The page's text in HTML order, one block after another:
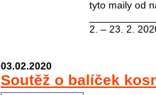
tyto maily od
2. – 23. 2.
03.02.2020
Soutěž o balíček